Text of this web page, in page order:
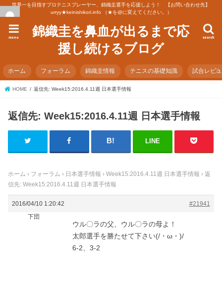
世界一を目指すプロテニスプレーヤー、錦織圭選手を応援しよう！ 【お問い合わせ先】
urryy★keinishikori.info （★を@に変えてください。）
錦織圭を鼻血が出るまで応
援し続けるブログ
search
menu
ホーム フォーラム 錦織圭情報 テニスの基礎知識 試合レビ
HOME 返信先: Week15:2016.4.11週 日本選手情報
返信先: Week15:2016.4.11週 日本選手情報
LINE
ホーム › フォーラム › 日本選手情報 › Week15:2016.4.11週 日本選手情報 › 返
信先: Week15:2016.4.11週 日本選手情報
2016/04/10 1:20:42
#21941
下団
ウル〇ラの父、ウル〇ラの母よ！
太郎選手を勝たせて下さい(/・ω・)/
6-2、3-2